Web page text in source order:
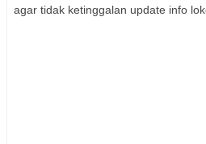
agar tidak ketinggalan update info